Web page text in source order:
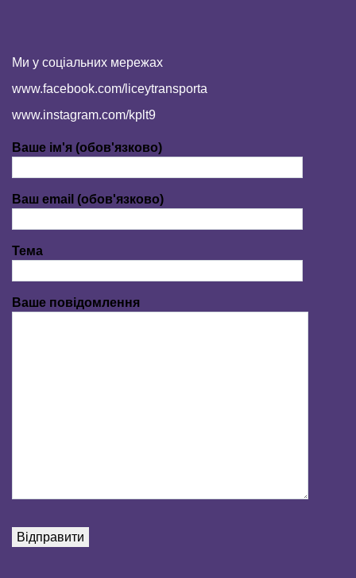
Ми у соціальних мережах
www.facebook.com/liceytransporta
www.instagram.com/kplt9
Ваше ім'я (обов'язково)
Ваш email (обов'язково)
Тема
Ваше повідомлення